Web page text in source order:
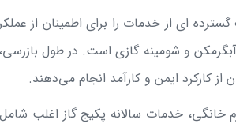
ای از خدمات را برای اطمینان از
و شومینه گازی است. در طول
از کارکرد ایمن و کارآمد انجام می‌دهند.
خانگی، خدمات سالانه پکیج گاز